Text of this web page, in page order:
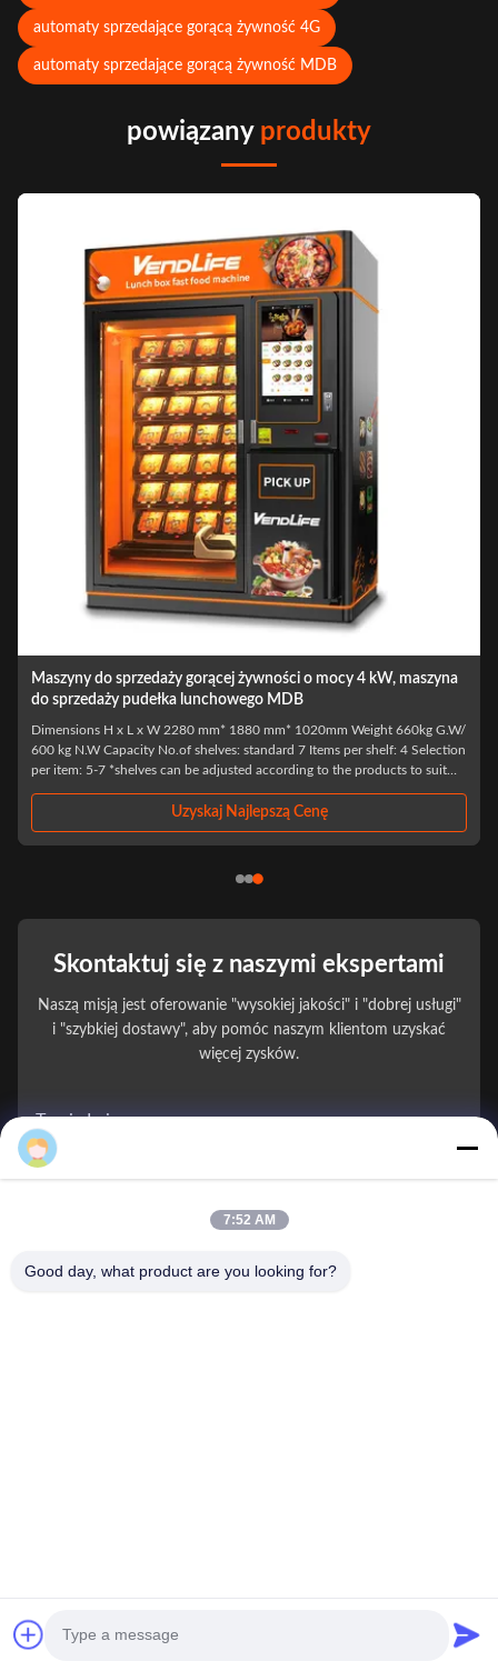
automaty sprzedające gorącą żywność 4G
automaty sprzedające gorącą żywność MDB
powiązany produkty
Maszyny do sprzedaży gorącej żywności o mocy 4 kW, maszyna
do sprzedaży pudełka lunchowego MDB
Dimensions H x L x W 2280 mm* 1880 mm* 1020mm Weight 660kg G.W/
600 kg N.W Capacity No.of shelves: standard 7 Items per shelf: 4 Selection
per item: 5-7 *shelves can be adjusted according to the products to suit
Uzyskaj Najlepszą Cenę
Skontaktuj się z naszymi ekspertami
Naszą misją jest oferowanie "wysokiej jakości" i "dobrej usługi"
i "szybkiej dostawy", aby pomóc naszym klientom uzyskać
więcej zysków.
Twoje Imię
*
7:52 AM
Good day, what product are you looking for?